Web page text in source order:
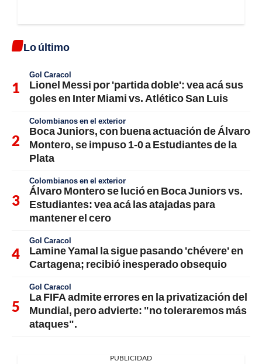
Lo último
Gol Caracol
Lionel Messi por 'partida doble': vea acá sus
goles en Inter Miami vs. Atlético San Luis
Colombianos en el exterior
Boca Juniors, con buena actuación de Álvaro
Montero, se impuso 1-0 a Estudiantes de la
Plata
Colombianos en el exterior
Álvaro Montero se lució en Boca Juniors vs.
Estudiantes: vea acá las atajadas para
mantener el cero
Gol Caracol
Lamine Yamal la sigue pasando 'chévere' en
Cartagena; recibió inesperado obsequio
Gol Caracol
La FIFA admite errores en la privatización del
Mundial, pero advierte: "no toleraremos más
ataques".
PUBLICIDAD